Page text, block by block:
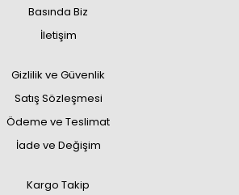
Basında Biz
İletişim
Gizlilik ve Güvenlik
Satış Sözleşmesi
Ödeme ve Teslimat
İade ve Değişim
Kargo Takip